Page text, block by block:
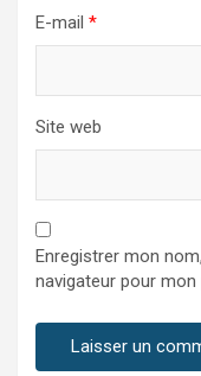
E-mail *
Site web
Enregistrer mon
navigateur pour